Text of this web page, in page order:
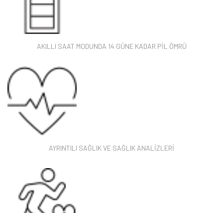
AKILLI SAAT MODUNDA 14 GÜNE KADAR PİL ÖMRÜ
AYRINTILI SAĞLIK VE SAĞLIK ANALİZLERİ